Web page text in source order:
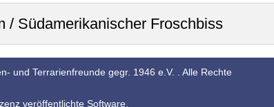
/ Südamerikanischer Froschbiss
und Terrarienfreunde gegr. 1946 e.V. . Alle Rechte
veröffentlichte Software.